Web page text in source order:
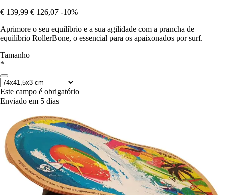
€ 139,99 € 126,07 -10%
Aprimore o seu equilíbrio e a sua agilidade com a prancha de
equilíbrio RollerBone, o essencial para os apaixonados por surf.
Tamanho
*
Este campo é obrigatório
Enviado em 5 dias